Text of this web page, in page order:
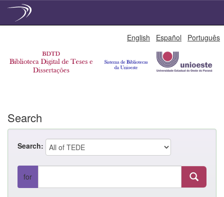
English Español Português
Search
Search:
for